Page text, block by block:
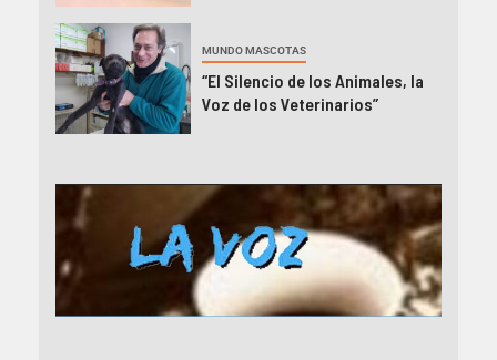
MUNDO MASCOTAS
“El Silencio de los Animales, la
Voz de los Veterinarios”